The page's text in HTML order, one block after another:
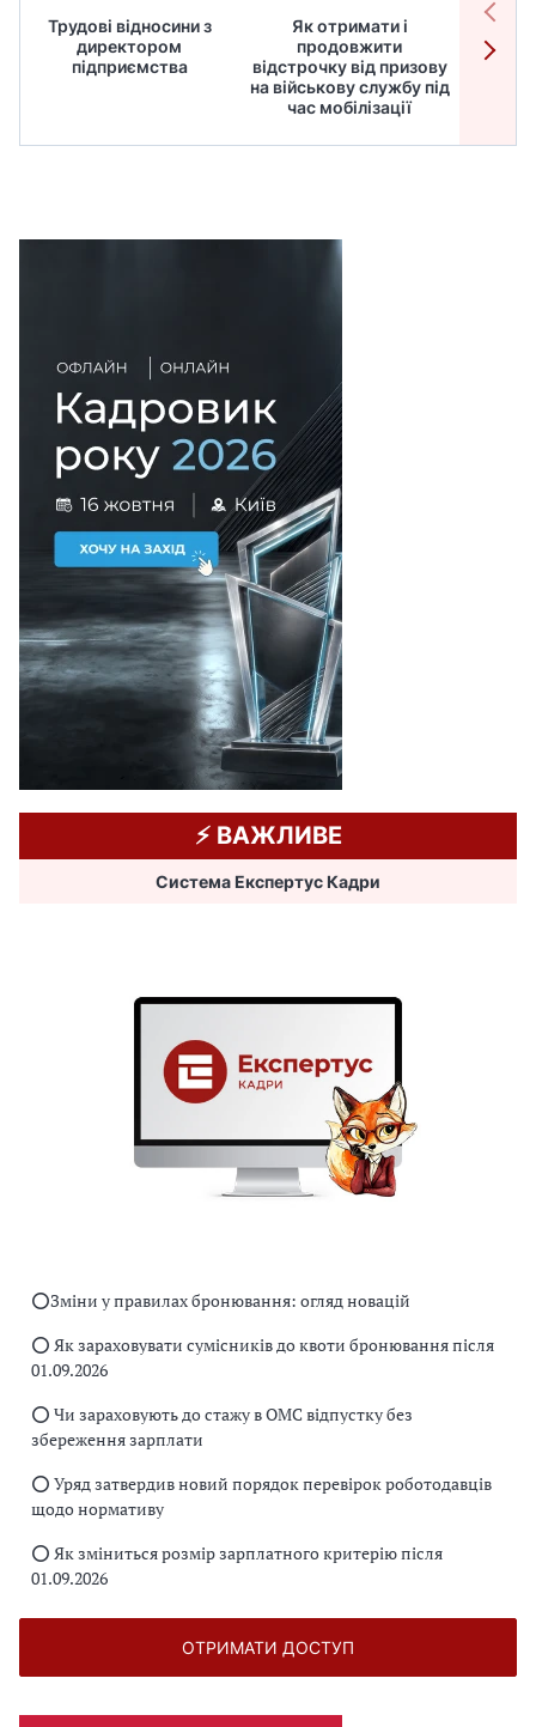
Трудові відносини з
директором
підприємства
Як отримати і
продовжити
відстрочку від призову
на військову службу під
час мобілізації
⚡️ ВАЖЛИВЕ
Система Експертус Кадри
⭕️Зміни у правилах бронювання: огляд новацій
⭕️ Як зараховувати сумісників до квоти бронювання після
01.09.2026
⭕️ Чи зараховують до стажу в ОМС відпустку без
збереження зарплати
⭕️ Уряд затвердив новий порядок перевірок роботодавців
щодо нормативу
⭕️ Як зміниться розмір зарплатного критерію після
01.09.2026
ОТРИМАТИ ДОСТУП